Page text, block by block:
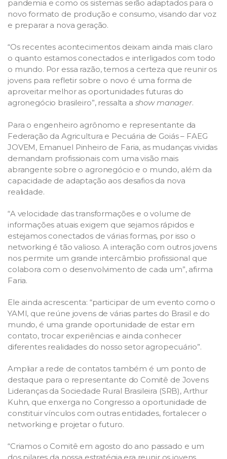
pandemia e como os sistemas serão adaptados para o
novo formato de produção e consumo, visando dar voz
e preparar a nova geração.
“Os recentes acontecimentos deixam ainda mais claro
o quanto estamos conectados e interligados com todo
o mundo. Por essa razão, temos a certeza que reunir os
jovens para refletir sobre o novo é uma forma de
aproveitar melhor as oportunidades futuras do
agronegócio brasileiro”, ressalta a show manager.
Para o engenheiro agrônomo e representante da
Federação da Agricultura e Pecuária de Goiás – FAEG
JOVEM, Emanuel Pinheiro de Faria, as mudanças vividas
demandam profissionais com uma visão mais
abrangente sobre o agronegócio e o mundo, além da
capacidade de adaptação aos desafios da nova
realidade.
“A velocidade das transformações e o volume de
informações atuais exigem que sejamos rápidos e
estejamos conectados de várias formas, por isso o
networking é tão valioso. A interação com outros jovens
nos permite um grande intercâmbio profissional que
colabora com o desenvolvimento de cada um”, afirma
Faria.
Ele ainda acrescenta: “participar de um evento como o
YAMI, que reúne jovens de várias partes do Brasil e do
mundo, é uma grande oportunidade de estar em
contato, trocar experiências e ainda conhecer
diferentes realidades do nosso setor agropecuário”.
Ampliar a rede de contatos também é um ponto de
destaque para o representante do Comitê de Jovens
Lideranças da Sociedade Rural Brasileira (SRB), Arthur
Kuhn, que enxerga no Congresso a oportunidade de
constituir vínculos com outras entidades, fortalecer o
networking e projetar o futuro.
“Criamos o Comitê em agosto do ano passado e um